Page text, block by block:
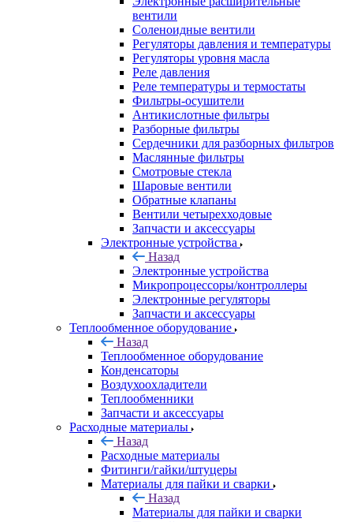
вентили
Соленоидные вентили
Регуляторы давления и температуры
Регуляторы уровня масла
Реле давления
Реле температуры и термостаты
Фильтры-осушители
Антикислотные фильтры
Разборные фильтры
Сердечники для разборных фильтров
Маслянные фильтры
Смотровые стекла
Шаровые вентили
Обратные клапаны
Вентили четырехходовые
Запчасти и аксессуары
Электронные устройства
Назад
Электронные устройства
Микропроцессоры/контроллеры
Электронные регуляторы
Запчасти и аксессуары
Теплообменное оборудование
Назад
Теплообменное оборудование
Конденсаторы
Воздухоохладители
Теплообменники
Запчасти и аксессуары
Расходные материалы
Назад
Расходные материалы
Фитинги/гайки/штуцеры
Материалы для пайки и сварки
Назад
Материалы для пайки и сварки